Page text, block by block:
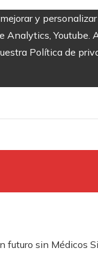
y
Analytics,
Política de
futuro sin Médicos